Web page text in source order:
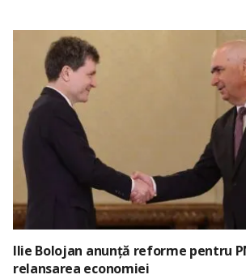
Ilie Bolojan anunță reforme pentru
relansarea economiei